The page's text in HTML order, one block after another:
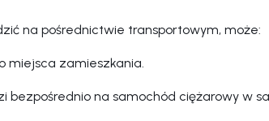
na pośrednictwie transportowym, może:
miejsca zamieszkania.
bezpośrednio na samochód ciężarowy w